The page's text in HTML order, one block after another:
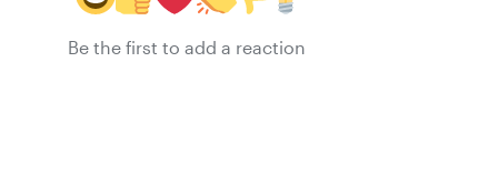
Be the first to add a reaction